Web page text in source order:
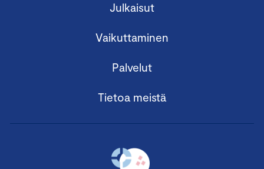
Julkaisut
Vaikuttaminen
Palvelut
Tietoa meistä